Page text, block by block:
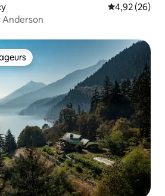
Évaluation
4,92 (26)
Anderson
les plus appréciés